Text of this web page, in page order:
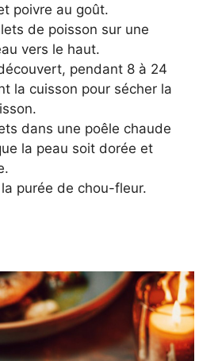
poivre au goût.
de poisson sur une
vers le haut.
pendant 8 à 24
la cuisson pour sécher la
dans une poêle chaude
la peau soit dorée et
purée de chou-fleur.